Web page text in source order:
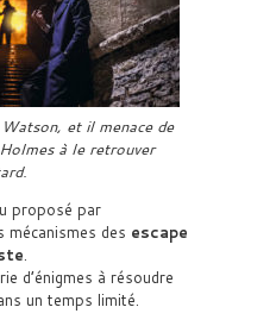
et il menace de
à le retrouver
proposé par
mécanismes des escape
.
d’énigmes à résoudre
un temps limité.